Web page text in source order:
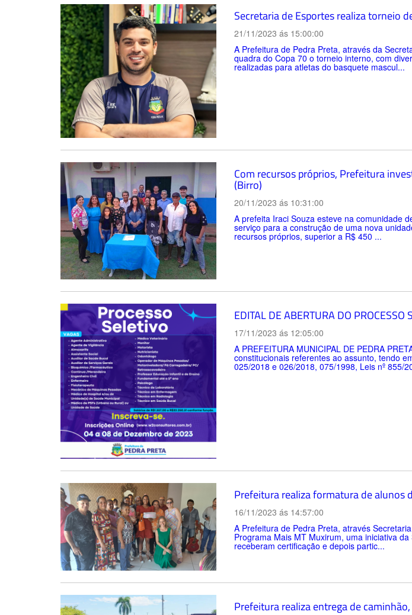
Secretaria de Esportes realiza torneio
21/11/2023 ás 15:00:00
A Prefeitura de Pedra Preta, através da
quadra do Copa 70 o torneio interno, com
realizadas para atletas do basquete mascul...
Com recursos próprios, Prefeitura
(Birro)
20/11/2023 ás 10:31:00
A prefeita Iraci Souza esteve na comunidade
serviço para a construção de uma nova
recursos próprios, superior a R$ 450 ...
EDITAL DE ABERTURA DO
17/11/2023 ás 12:05:00
A PREFEITURA MUNICIPAL DE PEDRA
constitucionais referentes ao assunto, tendo
025/2018 e 026/2018, 075/1998, Leis nº 855/
Prefeitura realiza formatura de alunos
16/11/2023 ás 14:57:00
A Prefeitura de Pedra Preta, através
Programa Mais MT Muxirum, uma iniciativa
receberam certificação e depois partic...
Prefeitura realiza entrega de